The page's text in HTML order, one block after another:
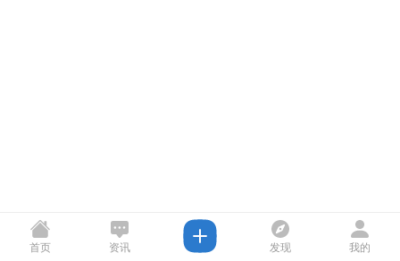
首页 资讯 发现 我的